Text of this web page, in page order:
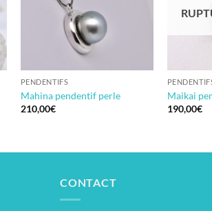
PENDENTIFS
Mahina pendentif perle
210,00€
Maikai
190,00€
CONTACT